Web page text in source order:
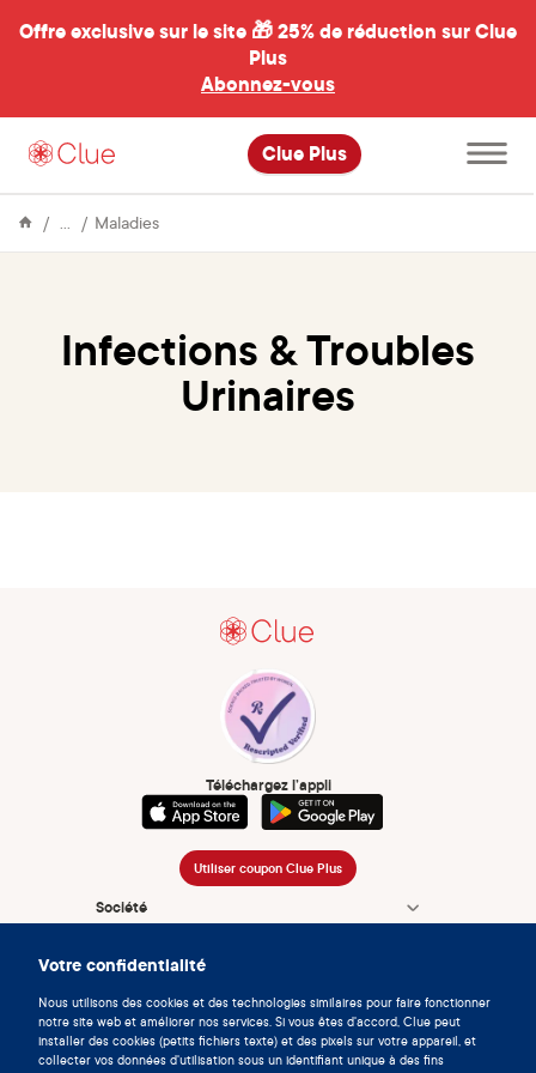
Votre confidentialité
Nous utilisons des cookies et des technologies similaires pour faire fonctionner
notre site web et améliorer nos services. Si vous êtes d'accord, Clue peut
installer des cookies (petits fichiers texte) et des pixels sur votre appareil, et
collecter vos données d'utilisation sous un identifiant unique à des fins
Offre exclusive sur le site 🎁25% de réduction sur Clue
Plus
Abonnez-vous
Clue Plus
Ouvrir
le
menu
Encyclopédie
MaladiesInfections
Infections & Troubles
Urinaires
Téléchargez l’appli
Utiliser coupon Clue Plus
Société
Encyclopédie
Informations